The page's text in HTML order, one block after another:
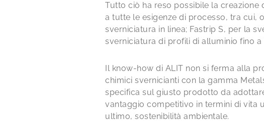
Tutto ciò ha reso possibile la
a tutte le esigenze di processo, tra cui,
sverniciatura in linea; Fastrip S, per la
sverniciatura di profili di alluminio fino a
Il know-how di ALIT non si ferma alla
chimici svernicianti con la gamma
specifica sul giusto prodotto da
vantaggio competitivo in termini di vita
ultimo, sostenibilità ambientale.